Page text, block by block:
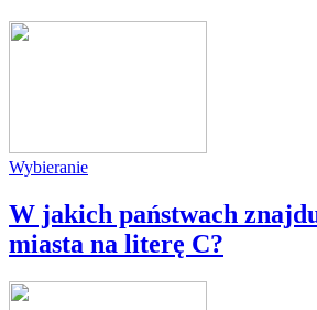
Wybieranie
W jakich państwach
miasta na literę C?